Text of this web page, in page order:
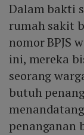
Dalam bakti
rumah sakit
nomor BPJS
ini, mereka
seorang
butuh
penanganan